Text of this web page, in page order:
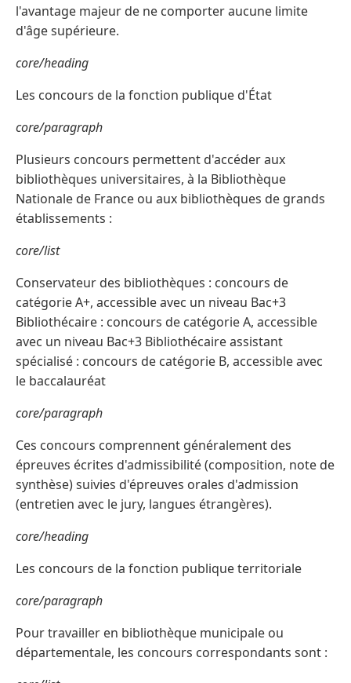
l'avantage majeur de ne comporter aucune limite
d'âge supérieure.
core/heading
Les concours de la fonction publique d'État
core/paragraph
Plusieurs concours permettent d'accéder aux
bibliothèques universitaires, à la Bibliothèque
Nationale de France ou aux bibliothèques de grands
établissements :
core/list
Conservateur des bibliothèques : concours de
catégorie A+, accessible avec un niveau Bac+3
Bibliothécaire : concours de catégorie A, accessible
avec un niveau Bac+3 Bibliothécaire assistant
spécialisé : concours de catégorie B, accessible avec
le baccalauréat
core/paragraph
Ces concours comprennent généralement des
épreuves écrites d'admissibilité (composition, note de
synthèse) suivies d'épreuves orales d'admission
(entretien avec le jury, langues étrangères).
core/heading
Les concours de la fonction publique territoriale
core/paragraph
Pour travailler en bibliothèque municipale ou
départementale, les concours correspondants sont :